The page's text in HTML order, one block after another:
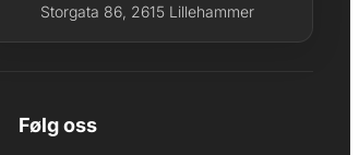
Storgata 86, 2615 Lillehammer
Følg oss